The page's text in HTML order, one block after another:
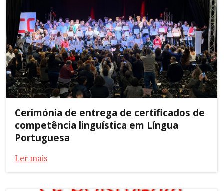
Cerimónia de entrega de certificados de
competência linguística em Língua
Portuguesa
Ler mais